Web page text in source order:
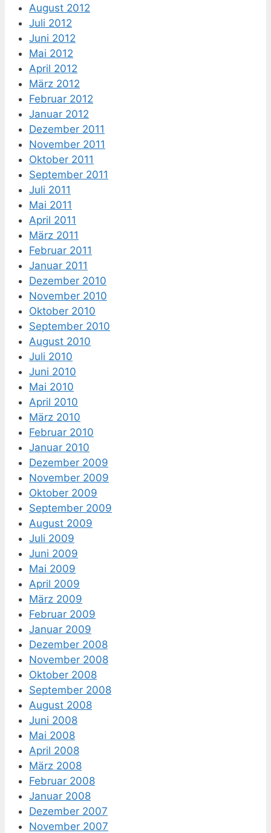
August 2012
Juli 2012
Juni 2012
Mai 2012
April 2012
März 2012
Februar 2012
Januar 2012
Dezember 2011
November 2011
Oktober 2011
September 2011
Juli 2011
Mai 2011
April 2011
März 2011
Februar 2011
Januar 2011
Dezember 2010
November 2010
Oktober 2010
September 2010
August 2010
Juli 2010
Juni 2010
Mai 2010
April 2010
März 2010
Februar 2010
Januar 2010
Dezember 2009
November 2009
Oktober 2009
September 2009
August 2009
Juli 2009
Juni 2009
Mai 2009
April 2009
März 2009
Februar 2009
Januar 2009
Dezember 2008
November 2008
Oktober 2008
September 2008
August 2008
Juni 2008
Mai 2008
April 2008
März 2008
Februar 2008
Januar 2008
Dezember 2007
November 2007